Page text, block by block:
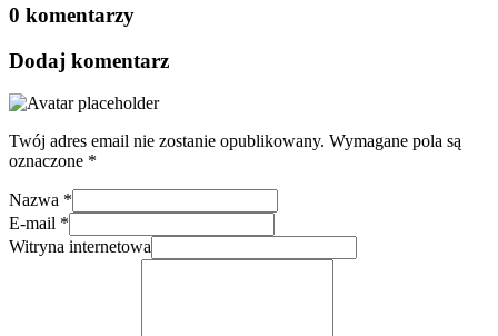
0 komentarzy
Dodaj komentarz
Twój adres email nie zostanie opublikowany. Wymagane pola są
oznaczone *
Nazwa *
E-mail *
Witryna internetowa